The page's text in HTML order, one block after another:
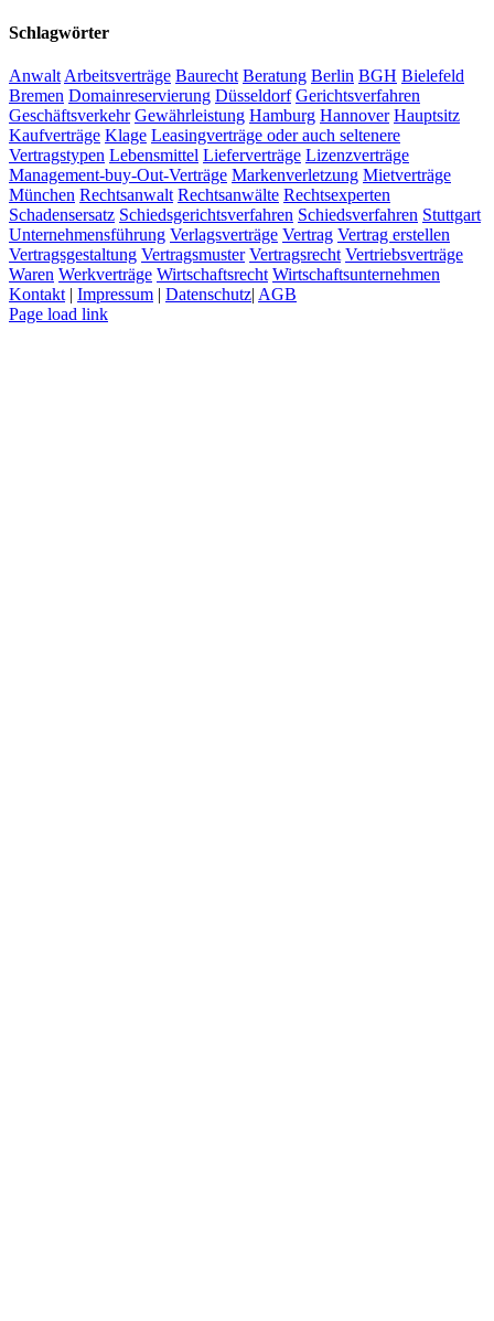
Schlagwörter
Anwalt Arbeitsverträge Baurecht Beratung Berlin BGH Bielefeld
Bremen Domainreservierung Düsseldorf Gerichtsverfahren
Geschäftsverkehr Gewährleistung Hamburg Hannover Hauptsitz
Kaufverträge Klage Leasingverträge oder auch seltenere
Vertragstypen Lebensmittel Lieferverträge Lizenzverträge
Management-buy-Out-Verträge Markenverletzung Mietverträge
München Rechtsanwalt Rechtsanwälte Rechtsexperten
Schadensersatz Schiedsgerichtsverfahren Schiedsverfahren Stuttgart
Unternehmensführung Verlagsverträge Vertrag Vertrag erstellen
Vertragsgestaltung Vertragsmuster Vertragsrecht Vertriebsverträge
Waren Werkverträge Wirtschaftsrecht Wirtschaftsunternehmen
Kontakt | Impressum | Datenschutz| AGB
Page load link